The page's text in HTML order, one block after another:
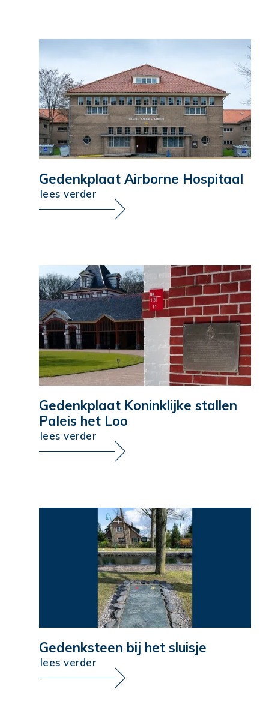
Gedenkplaat Airborne Hospitaal
lees verder
Gedenkplaat Koninklijke stallen
Paleis het Loo
lees verder
Gedenksteen bij het sluisje
lees verder